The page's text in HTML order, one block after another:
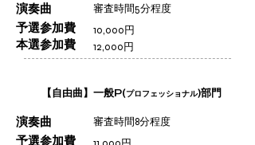
演奏曲
予選参加費
本選参加費
審査時間5分程度
10,000円
12,000円
【自由曲】一般P(プロフェッショナル)部門
演奏曲
予選参加費
審査時間8分程度